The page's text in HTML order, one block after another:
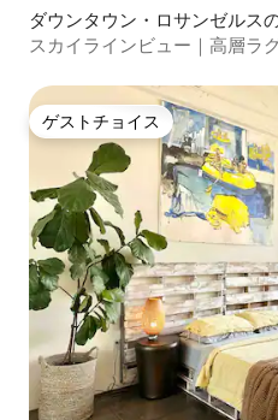
ダウンタウン・ロサンゼルス
ート
スカイラインビュー｜高層ラ
ゲストチョイス
ゲストチョイス